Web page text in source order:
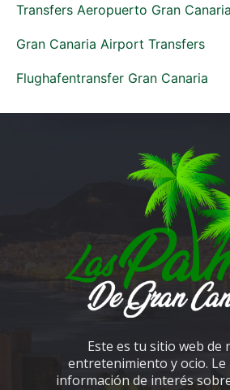
Transfers Aeropuerto Gran Canaria
Gran Canaria Airport Transfers
Flughafentransfer Gran Canaria
Este es tu sitio web de
entretenimiento y ocio.
información de interés